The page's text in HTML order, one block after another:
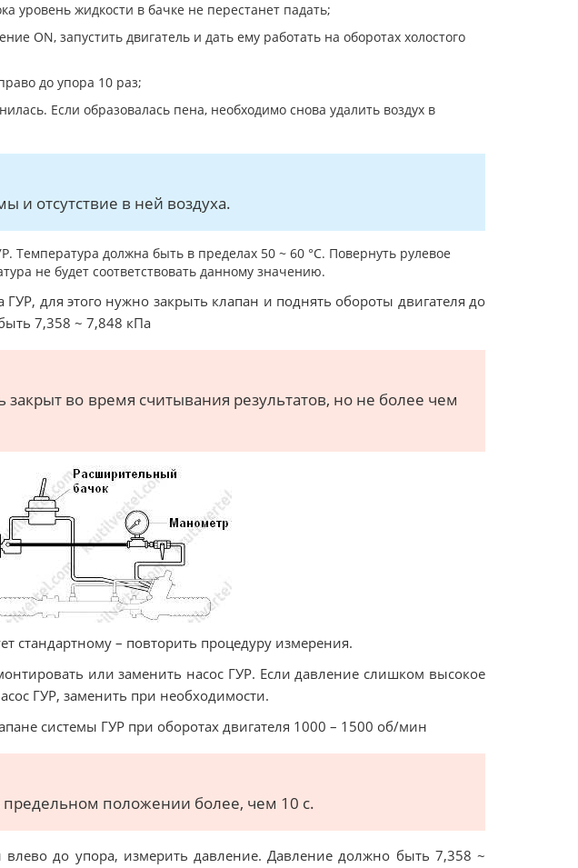
уровень жидкости в бачке не перестанет падать;
ON, запустить двигатель и дать ему работать на оборотах холостого
до упора 10 раз;
Если образовалась пена, необходимо снова удалить воздух в
и отсутствие в ней воздуха.
Температура должна быть в пределах 50 ~ 60 °C. Повернуть рулевое
не будет соответствовать данному значению.
для этого нужно закрыть клапан и поднять обороты двигателя до
7,358 ~ 7,848 кПа
во время считывания результатов, но не более чем
стандартному – повторить процедуру измерения.
или заменить насос ГУР. Если давление слишком высокое
ГУР, заменить при необходимости.
системы ГУР при оборотах двигателя 1000 – 1500 об/мин
положении более, чем 10 с.
влево до упора, измерить давление. Давление должно быть 7,358 ~